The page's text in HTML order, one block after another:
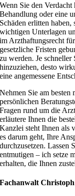
Wenn Sie den Verdacht
Behandlung oder eine
Schäden erlitten
wichtigen Unterlagen
im Arzthaftungsrecht
gesetzliche Fristen
zu werden. Je schneller
hinzuziehen, desto
eine angemessene
Nehmen Sie am
persönlichen
Fragen rund um die
erläutere Ihnen die
Kanzlei steht Ihnen als
es darum geht, Ihre
durchzusetzen. Lassen
entmutigen – ich setze
erhalten, die Ihnen
Fachanwalt